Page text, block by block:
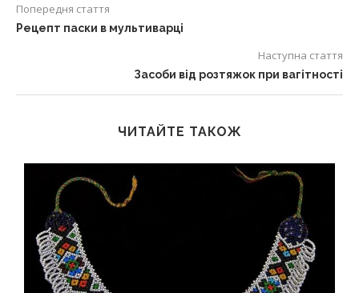
Попередня стаття
Рецепт паски в мультиварці
Наступна стаття
Засоби від розтяжок при вагітності
ЧИТАЙТЕ ТАКОЖ